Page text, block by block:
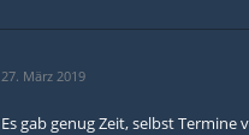
27. März 2019
Es gab genug Zeit, selbst